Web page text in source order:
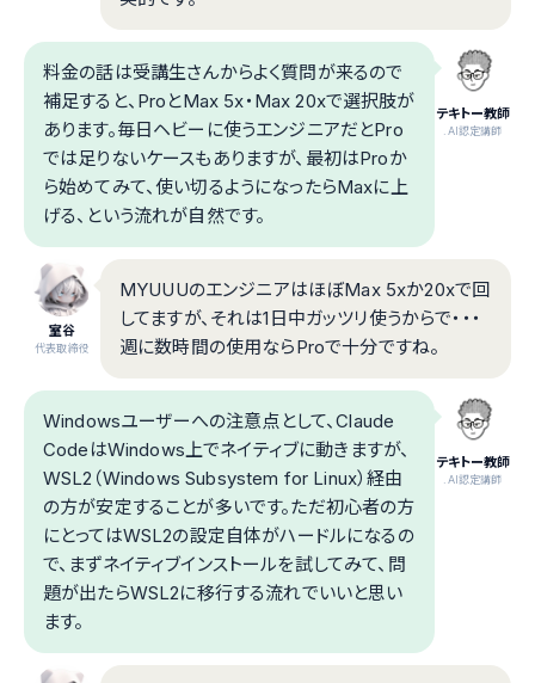
テキトー教師
.AI認定講師
料金の話は受講生さんからよく質問が来るので
補足すると、ProとMax 5x・Max 20xで選択肢が
あります。毎日ヘビーに使うエンジニアだとPro
では足りないケースもありますが、最初はProか
ら始めてみて、使い切るようになったらMaxに上
げる、という流れが自然です。
室谷
代表取締役
MYUUUのエンジニアはほぼMax 5xか20xで回
してますが、それは1日中ガッツリ使うからで・・・
週に数時間の使用ならProで十分ですね。
テキトー教師
.AI認定講師
Windowsユーザーへの注意点として、Claude
CodeはWindows上でネイティブに動きますが、
WSL2（Windows Subsystem for Linux）経由
の方が安定することが多いです。ただ初心者の方
にとってはWSL2の設定自体がハードルになるの
で、まずネイティブインストールを試してみて、問
題が出たらWSL2に移行する流れでいいと思い
ます。